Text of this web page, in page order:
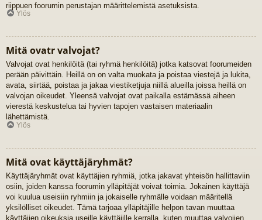
riippuen foorumin perustajan määrittelemistä asetuksista.
Ylös
Mitä ovatr valvojat?
Valvojat ovat henkilöitä (tai ryhmä henkilöitä) jotka katsovat foorumeiden
perään päivittäin. Heillä on on valta muokata ja poistaa viestejä ja lukita,
avata, siirtää, poistaa ja jakaa viestiketjuja niillä alueilla joissa heillä on
valvojan oikeudet. Yleensä valvojat ovat paikalla estämässä aiheen
vierestä keskustelua tai hyvien tapojen vastaisen materiaalin
lähettämistä.
Ylös
Mitä ovat käyttäjäryhmät?
Käyttäjäryhmät ovat käyttäjien ryhmiä, jotka jakavat yhteisön hallittaviin
osiin, joiden kanssa foorumin ylläpitäjät voivat toimia. Jokainen käyttäjä
voi kuulua useisiin ryhmiin ja jokaiselle ryhmälle voidaan määritellä
yksilölliset oikeudet. Tämä tarjoaa ylläpitäjille helpon tavan muuttaa
käyttäjien oikeuksia useille käyttäjille kerralla, kuten muuttaa valvojien